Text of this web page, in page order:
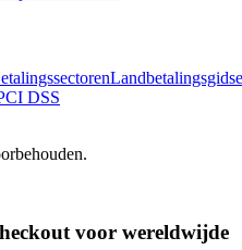
DSS
.
voor wereldwijde